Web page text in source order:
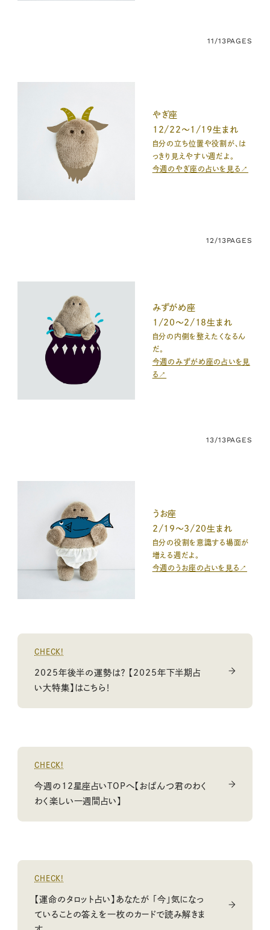
11/13PAGES
やぎ座
12/22〜1/19生まれ
自分の立ち位置や役割が、は
っきり見えやすい週だよ。
今週のやぎ座の占いを見る↗
12/13PAGES
みずがめ座
1/20〜2/18生まれ
自分の内側を整えたくなるん
だ。
今週のみずがめ座の占いを見
る↗
13/13PAGES
うお座
2/19〜3/20生まれ
自分の役割を意識する場面が
増える週だよ。
今週のうお座の占いを見る↗
CHECK!
2025年後半の運勢は？ 【2025年下半期占
い大特集】はこちら！
CHECK!
今週の12星座占いTOPへ【おぱんつ君のわく
わく楽しい一週間占い】
CHECK!
【運命のタロット占い】あなたが 「今」気になっ
ていることの答えを一枚のカードで読み解きま